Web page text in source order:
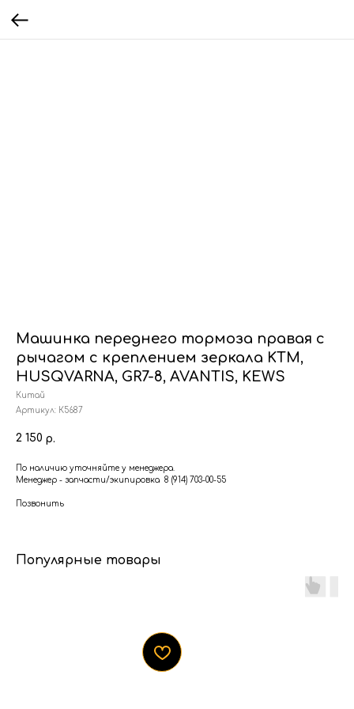
Машинка переднего тормоза правая с
рычагом с креплением зеркала KTM,
HUSQVARNA, GR7-8, AVANTIS, KEWS
Китай
Артикул: К5687
2 150 р.
По наличию уточняйте у менеджера.
Менеджер - запчасти/экипировка 8 (914) 703-00-55
Позвонить
Популярные товары